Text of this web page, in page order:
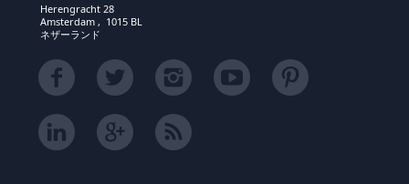
Herengracht 28
Amsterdam , 1015 BL
ネザーランド